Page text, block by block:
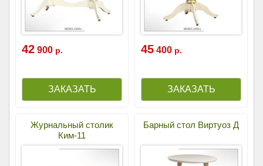
42 900 р. 45 400 р.
Журнальный столик
Ким-11
Барный стол Виртуоз Д